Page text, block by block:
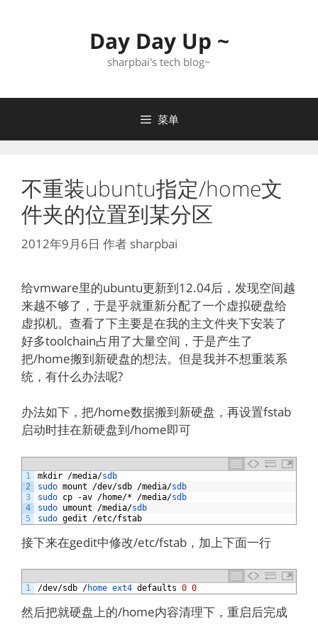
Day Day Up ~
sharpbai's tech blog~
菜单
不重装ubuntu指定/home文
件夹的位置到某分区
2012年9月6日 作者 sharpbai
给vmware里的ubuntu更新到12.04后，发现空间越
来越不够了，于是乎就重新分配了一个虚拟硬盘给
虚拟机。查看了下主要是在我的主文件夹下安装了
好多toolchain占用了大量空间，于是产生了
把/home搬到新硬盘的想法。但是我并不想重装系
统，有什么办法呢?
办法如下，把/home数据搬到新硬盘，再设置fstab
启动时挂在新硬盘到/home即可
1
2
3
4
5
mkdir /media/sdb
sudo mount /dev/sdb /media/sdb
sudo cp -av /home/* /media/sdb
sudo umount /media/sdb
sudo gedit /etc/fstab
接下来在gedit中修改/etc/fstab，加上下面一行
1 /dev/sdb /home ext4 defaults 0 0
然后把就硬盘上的/home内容清理下，重启后完成